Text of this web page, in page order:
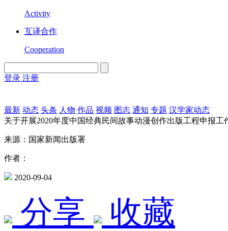
Activity
互译合作
Cooperation
登录 注册
最新 动态 头条 人物 作品 视频 图志 通知 专题 汉学家动态
关于开展2020年度中国经典民间故事动漫创作出版工程申报工
来源：国家新闻出版署
作者：
2020-09-04
分享 收藏